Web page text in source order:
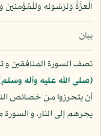
الْعِزَّةُ وَلِرَسُولِهِ وَلِلْمُؤْمِنِينَ
بيان
تصف السورة المنافقين و
(صلى الله عليه وآله
أن يتحرزوا من خصائص
يجرهم إلى النار، و السورة